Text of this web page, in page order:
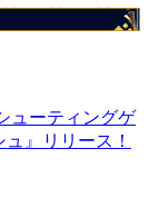
ューティングゲ
』リリース！